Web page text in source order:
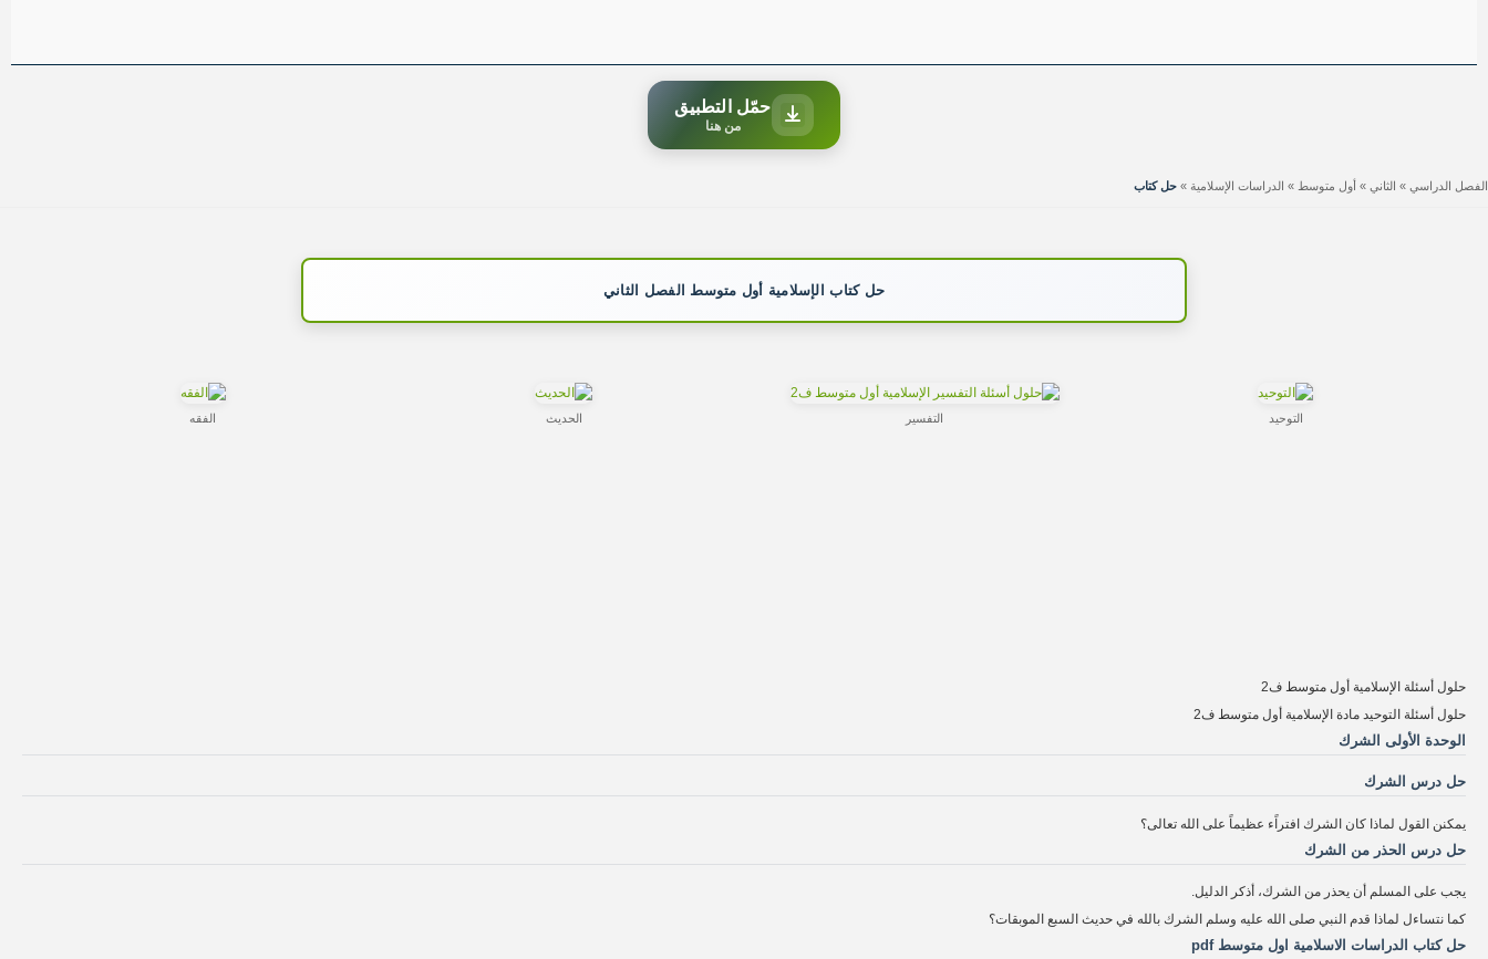
حمّل التطبيق
من هنا
الفصل الدراسي » الثاني » أول متوسط » الدراسات الإسلامية » حل كتاب
حل كتاب الإسلامية أول متوسط الفصل الثاني
التوحيد التفسير الحديث الفقه
حلول أسئلة الإسلامية أول متوسط ف2
حلول أسئلة التوحيد مادة الإسلامية أول متوسط ف2
الوحدة الأولى الشرك
حل درس الشرك
يمكنن القول لماذا كان الشرك افتراًء عظيماً على الله تعالى؟
حل درس الحذر من الشرك
يجب على المسلم أن يحذر من الشرك، أذكر الدليل.
كما نتساءل لماذا قدم النبي صلى الله عليه وسلم الشرك بالله في حديث السبع الموبقات؟
حل كتاب الدراسات الاسلامية اول متوسط pdf